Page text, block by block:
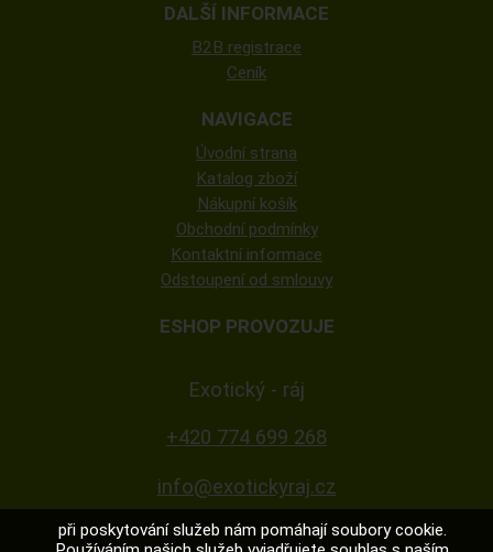
DALŠÍ INFORMACE
B2B registrace
Ceník
NAVIGACE
Úvodní strana
Katalog zboží
Nákupní košík
Obchodní podmínky
Kontaktní informace
Odstoupení od smlouvy
ESHOP PROVOZUJE
Exotický - ráj
+420 774 699 268
info@exotickyraj.cz
při poskytování služeb nám pomáhají soubory cookie.